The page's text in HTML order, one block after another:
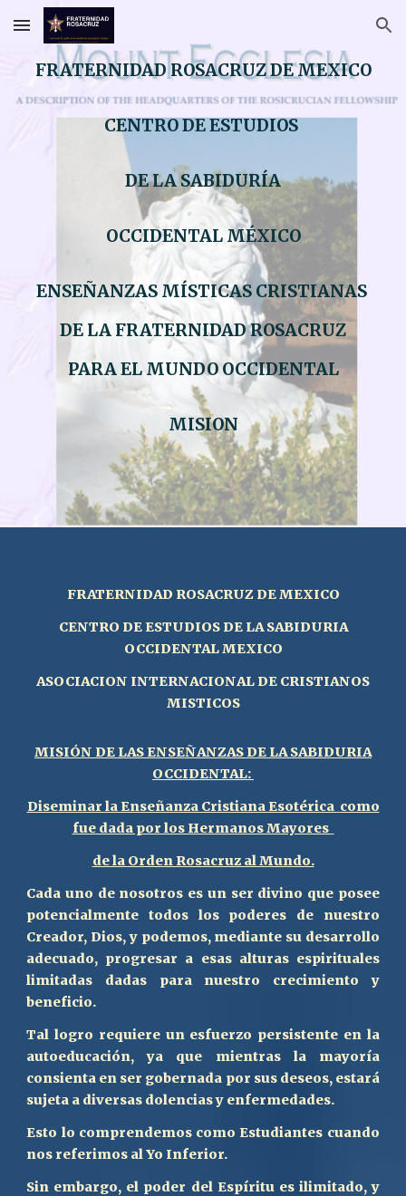
Skip to main content Skip to navigation
FRATERNIDAD ROSACRUZ DE MEXICO
CENTRO DE ESTUDIOS
DE LA SABIDURÍA
OCCIDENTAL MÉXICO
ENSEÑANZAS MÍSTICAS CRISTIANAS
DE LA FRATERNIDAD ROSACRUZ
PARA EL MUNDO OCCIDENTAL
MISION
FRATERNIDAD ROSACRUZ DE MEXICO
CENTRO DE ESTUDIOS DE LA SABIDURIA
OCCIDENTAL MEXICO
ASOCIACION INTERNACIONAL DE CRISTIANOS
MISTICOS
MISIÓN DE LAS ENSEÑANZAS DE LA SABIDURIA
OCCIDENTAL:
Diseminar la Enseñanza Cristiana Esotérica como
fue dada por los Hermanos Mayores
de la Orden Rosacruz al Mundo.
Cada uno de nosotros es un ser divino que posee
potencialmente todos los poderes de nuestro
Creador, Dios, y podemos, mediante su desarrollo
adecuado, progresar a esas alturas espirituales
limitadas dadas para nuestro crecimiento y
beneficio.
Tal logro requiere un esfuerzo persistente en la
autoeducación, ya que mientras la mayoría
consienta en ser gobernada por sus deseos, estará
sujeta a diversas dolencias y enfermedades.
Esto lo comprendemos comoEstudiantes cuando
nos referimos al Yo Inferior.
Sin embargo, el poder del Espíritu es ilimitado, y